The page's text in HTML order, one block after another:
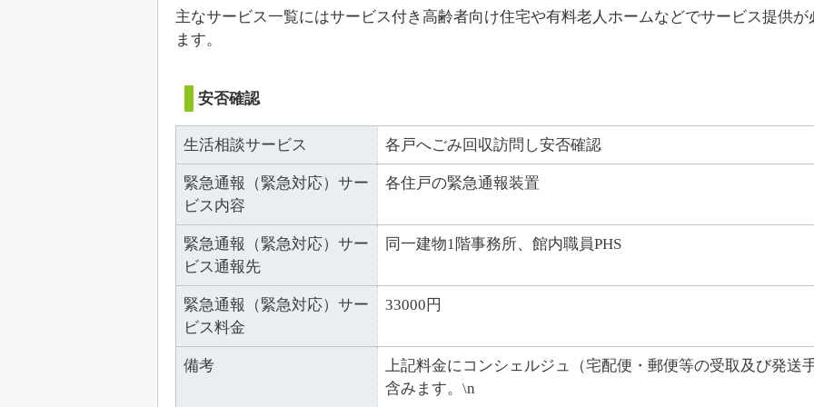
主なサービス一覧にはサービス付き高齢者向け住宅や有料老人ホームなどでサービス提供
ます。
安否確認
生活相談サービス 各戸へごみ回収訪問し安否確認
緊急通報（緊急対応）サー
ビス内容
各住戸の緊急通報装置
緊急通報（緊急対応）サー
ビス通報先
同一建物1階事務所、館内職員PHS
緊急通報（緊急対応）サー
ビス料金
33000円
備考
上記料金にコンシェルジュ（宅配便・郵便等の受取及び発送
含みます。\n